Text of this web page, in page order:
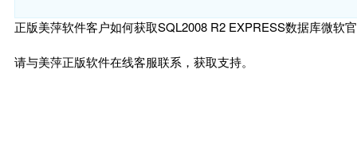
正版美萍软件客户如何获取SQL2008 R2 EXPRESS数据库微软
请与美萍正版软件在线客服联系，获取支持。